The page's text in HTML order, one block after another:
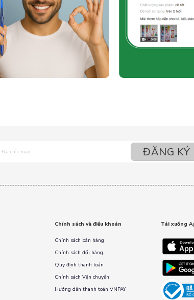
Chính sách và điều khoản
Chính sách bán hàng
Chính sách đổi hàng
Quy định thanh toán
Chính sách Vận chuyển
Hướng dẫn thanh toán VNPAY
Tải xuống